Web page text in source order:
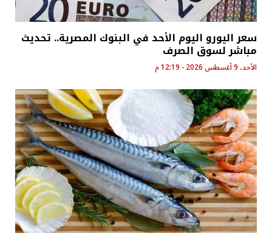
سعر اليورو اليوم الأحد في البنوك المصرية.. تحديث
مباشر لسوق الصرف
الأحد، 9 أغسطس 2026 - 12:19 م